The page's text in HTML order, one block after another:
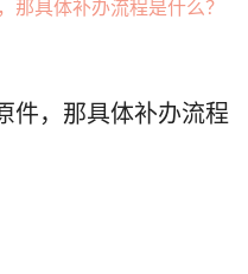
件，那具体补办流程